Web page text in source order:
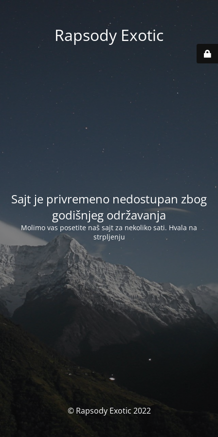
Rapsody Exotic
Sajt je privremeno nedostupan zbog
godišnjeg održavanja
Molimo vas posetite naš sajt za nekoliko sati. Hvala na
strpljenju
© Rapsody Exotic 2022